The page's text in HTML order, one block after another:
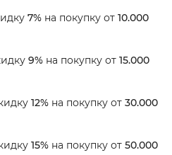
7% на покупку от 10.000
9% на покупку от 15.000
12% на покупку от 30.000
15% на покупку от 50.000